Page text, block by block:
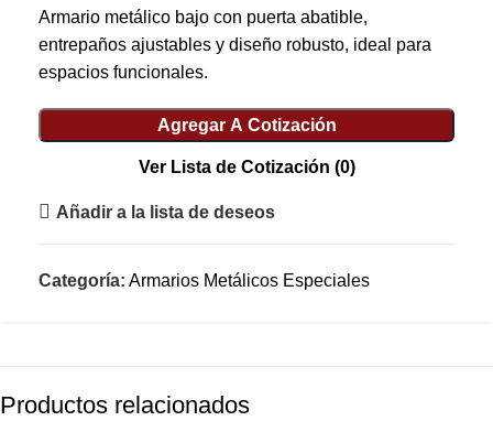
Armario metálico bajo con puerta abatible,
entrepaños ajustables y diseño robusto, ideal para
espacios funcionales.
Agregar A Cotización
Ver Lista de Cotización (0)
Añadir a la lista de deseos
Categoría: Armarios Metálicos Especiales
Productos relacionados